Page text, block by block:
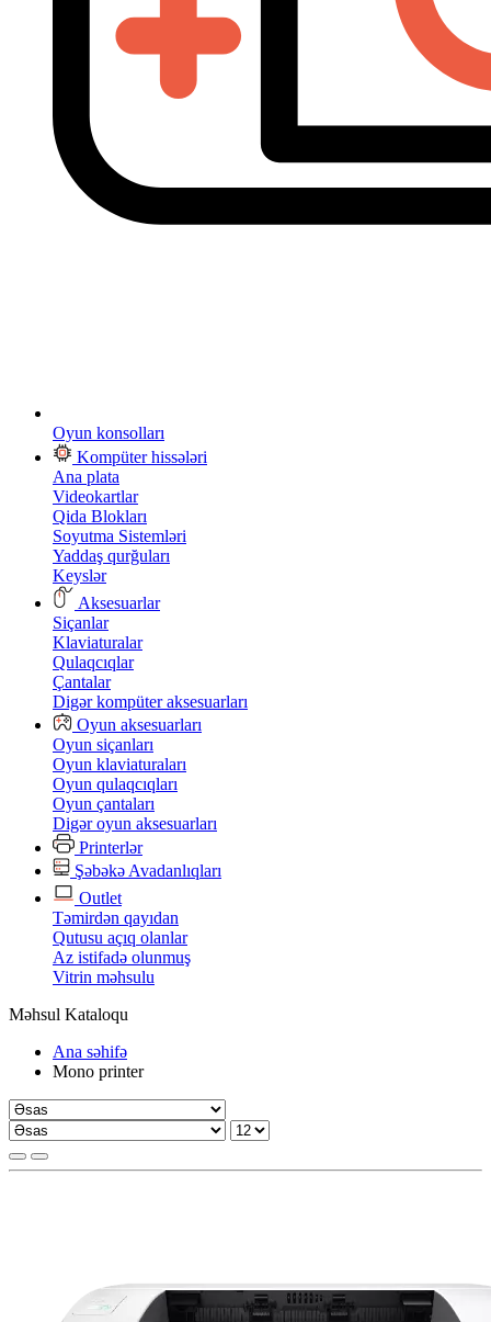
Oyun konsolları
Kompüter hissələri
Ana plata
Videokartlar
Qida Blokları
Soyutma Sistemləri
Yaddaş qurğuları
Keyslər
Aksesuarlar
Siçanlar
Klaviaturalar
Qulaqcıqlar
Çantalar
Digər kompüter aksesuarları
Oyun aksesuarları
Oyun siçanları
Oyun klaviaturaları
Oyun qulaqcıqları
Oyun çantaları
Digər oyun aksesuarları
Printerlər
Şəbəkə Avadanlıqları
Outlet
Təmirdən qayıdan
Qutusu açıq olanlar
Az istifadə olunmuş
Vitrin məhsulu
Məhsul Kataloqu
Ana səhifə
Mono printer